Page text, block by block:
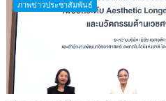
ภาพข่าวประชาสัมพันธ์